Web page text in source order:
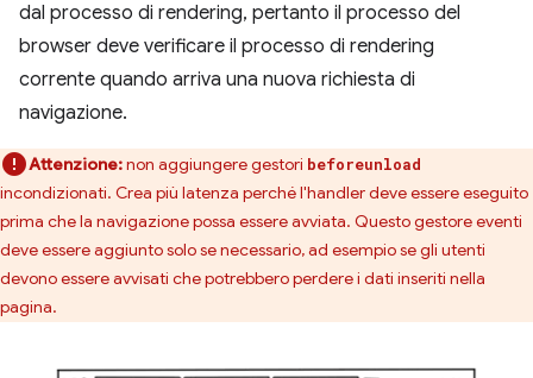
dal processo di rendering, pertanto il processo del
browser deve verificare il processo di rendering
corrente quando arriva una nuova richiesta di
navigazione.
Attenzione:non aggiungere gestori beforeunload
incondizionati. Crea più latenza perché l'handler deve essere eseguito
prima che la navigazione possa essere avviata. Questo gestore eventi
deve essere aggiunto solo se necessario, ad esempio se gli utenti
devono essere avvisati che potrebbero perdere i dati inseriti nella
pagina.